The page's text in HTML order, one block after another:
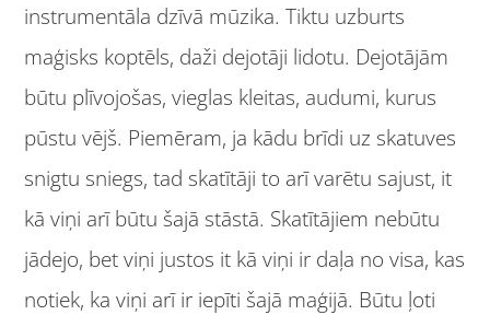
instrumentāla dzīvā mūzika. Tiktu uzburts
maģisks koptēls, daži dejotāji lidotu. Dejotājām
būtu plīvojošas, vieglas kleitas, audumi, kurus
pūstu vējš. Piemēram, ja kādu brīdi uz skatuves
snigtu sniegs, tad skatītāji to arī varētu sajust, it
kā viņi arī būtu šajā stāstā. Skatītājiem nebūtu
jādejo, bet viņi justos it kā viņi ir daļa no visa, kas
notiek, ka viņi arī ir iepīti šajā maģijā. Būtu ļoti